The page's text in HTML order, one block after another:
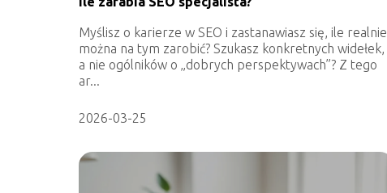
Myślisz o karierze w SEO i zastanawiasz się, ile realnie
można na tym zarobić? Szukasz konkretnych widełek,
a nie ogólników o „dobrych perspektywach”? Z tego
ar...
2026-03-25